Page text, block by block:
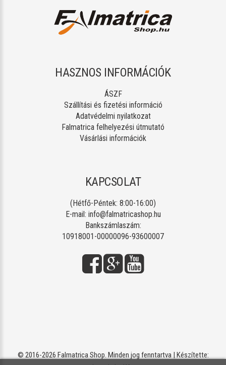
HASZNOS INFORMÁCIÓK
ÁSZF
Szállítási és fizetési információ
Adatvédelmi nyilatkozat
Falmatrica felhelyezési útmutató
Vásárlási információk
KAPCSOLAT
(Hétfő-Péntek: 8:00-16:00)
E-mail: info@falmatricashop.hu
Bankszámlaszám:
10918001-00000096-93600007
© 2016-2026 Falmatrica Shop. Minden jog fenntartva | Készítette: